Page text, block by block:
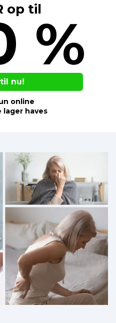
op til%
nu!
online
lager haves